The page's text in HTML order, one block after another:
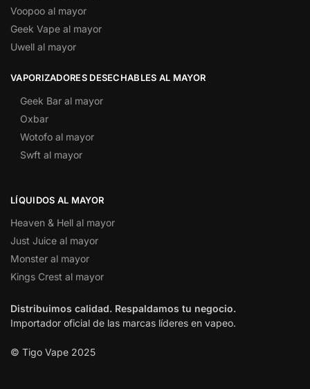
Voopoo al mayor
Geek Vape al mayor
Uwell al mayor
VAPORIZADORES DESECHABLES AL MAYOR
Geek Bar al mayor
Oxbar
Wotofo al mayor
Swft al mayor
LÍQUIDOS AL MAYOR
Heaven & Hell al mayor
Just Juice al mayor
Monster al mayor
Kings Crest al mayor
Distribuimos calidad. Respaldamos tu negocio.
Importador oficial de las marcas líderes en vapeo.
© Tigo Vape 2025